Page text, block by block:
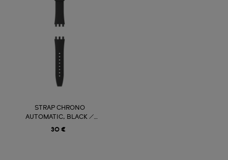
STRAP CHRONO
AUTOMATIC, BLACK /
LEATHER
30 €